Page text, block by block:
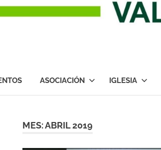
ASOCIACIÓN IGLESIA
MES:ABRIL 2019